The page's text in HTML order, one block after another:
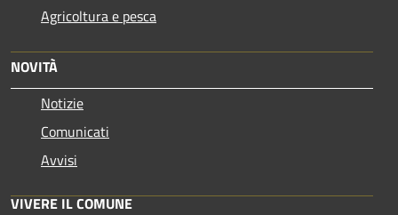
Agricoltura e pesca
NOVITÀ
Notizie
Comunicati
Avvisi
VIVERE IL COMUNE